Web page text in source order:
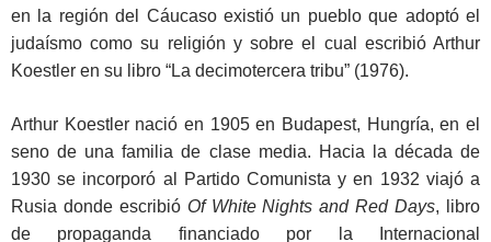
en la región del Cáucaso existió un pueblo que adoptó el
judaísmo como su religión y sobre el cual escribió Arthur
Koestler en su libro “La decimotercera tribu” (1976).
Arthur Koestler nació en 1905 en Budapest, Hungría, en el
seno de una familia de clase media. Hacia la década de
1930 se incorporó al Partido Comunista y en 1932 viajó a
Rusia donde escribió Of White Nights and Red Days, libro
de propaganda financiado por la Internacional